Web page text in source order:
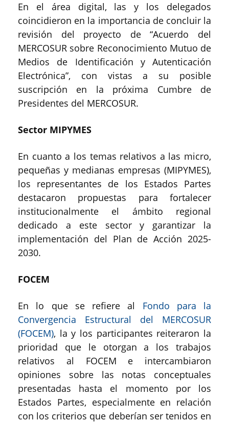
En el área digital, las y los delegados
coincidieron en la importancia de concluir la
revisión del proyecto de “Acuerdo del
MERCOSUR sobre Reconocimiento Mutuo de
Medios de Identificación y Autenticación
Electrónica”, con vistas a su posible
suscripción en la próxima Cumbre de
Presidentes del MERCOSUR.
Sector MIPYMES
En cuanto a los temas relativos a las micro,
pequeñas y medianas empresas (MIPYMES),
los representantes de los Estados Partes
destacaron propuestas para fortalecer
institucionalmente el ámbito regional
dedicado a este sector y garantizar la
implementación del Plan de Acción 2025-
2030.
FOCEM
En lo que se refiere al Fondo para la
Convergencia Estructural del MERCOSUR
(FOCEM), la y los participantes reiteraron la
prioridad que le otorgan a los trabajos
relativos al FOCEM e intercambiaron
opiniones sobre las notas conceptuales
presentadas hasta el momento por los
Estados Partes, especialmente en relación
con los criterios que deberían ser tenidos en